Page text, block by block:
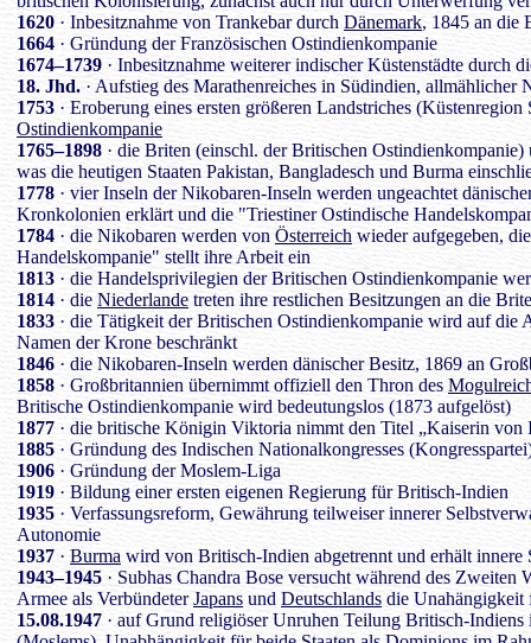
1620 · Inbesitznahme von Trankebar durch Dänemark, 1845 an die
1664 · Gründung der Französischen Ostindienkompanie
1674–1739 · Inbesitznahme weiterer indischer Küstenstädte durch
18. Jhd. · Aufstieg des Marathenreiches in Südindien, allmählicher
1753 · Eroberung eines ersten größeren Landstriches
Ostindienkompanie
1765–1898 · die Briten (einschl. der Britischen
was die heutigen Staaten Pakistan, Bangladesch und Burma
1778 · vier Inseln der Nikobaren-Inseln werden ungeachtet
Kronkolonien erklärt und die "Triestiner Ostindische
1784 · die Nikobaren werden von Österreich wieder aufgegeben,
Handelskompanie" stellt ihre Arbeit ein
1813 · die Handelsprivilegien der Britischen Ostindienkompanie
1814 · die Niederlande treten ihre restlichen Besitzungen an die
1833 · die Tätigkeit der Britischen Ostindienkompanie wird auf
Namen der Krone beschränkt
1846 · die Nikobaren-Inseln werden dänischer Besitz, 1869 an
1858 · Großbritannien übernimmt offiziell den Thron des
Britische Ostindienkompanie wird bedeutungslos (1873 aufgelöst)
1877 · die britische Königin Viktoria nimmt den Titel „Kaiserin von
1885 · Gründung des Indischen Nationalkongresses
1906 · Gründung der Moslem-Liga
1919 · Bildung einer ersten eigenen Regierung für Britisch-Indien
1935 · Verfassungsreform, Gewährung teilweiser innerer
Autonomie
1937 · Burma wird von Britisch-Indien abgetrennt und erhält innere
1943–1945 · Subhas Chandra Bose versucht während des
Armee als VerbündeterJapans und Deutschlands die Unahängigkeit
15.08.1947 · auf Grund religiöser Unruhen Teilung Britisch-